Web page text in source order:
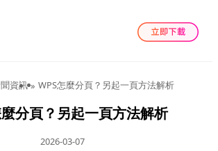
資訊 » WPS怎麼分頁？另起一頁方法解析
分頁？另起一頁方法解析
2026-03-07